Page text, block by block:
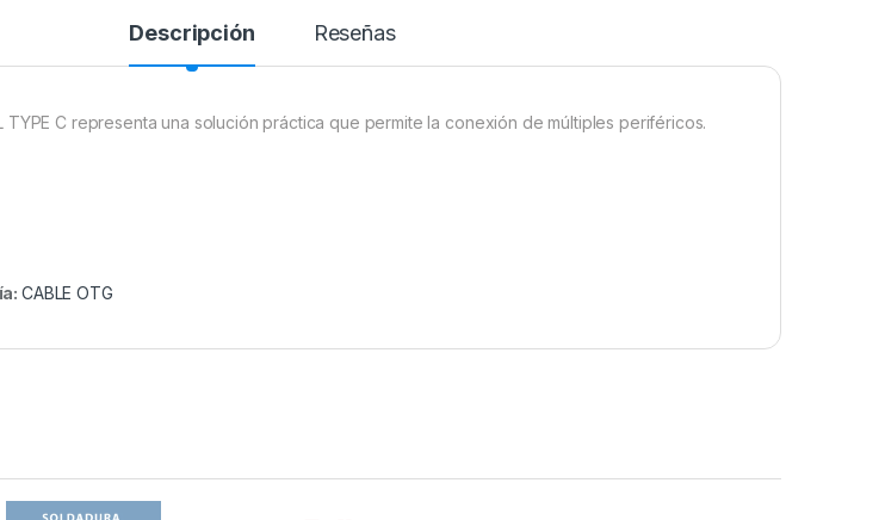
Descripción Reseñas
TYPE C representa una solución práctica que permite la conexión de múltiples periféricos.
CABLE OTG